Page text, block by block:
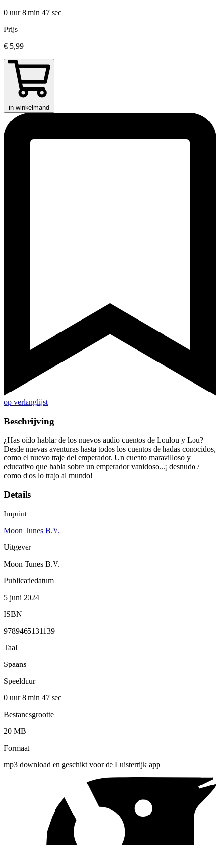
0 uur 8 min 47 sec
Prijs
€ 5,99
in winkelmand
op verlanglijst
Beschrijving
¿Has oído hablar de los nuevos audio cuentos de Loulou y Lou?
Desde nuevas aventuras hasta todos los cuentos de hadas conocidos,
como el nuevo traje del emperador. Un cuento maravilloso y
educativo que habla sobre un emperador vanidoso...¡ desnudo /
como dios lo trajo al mundo!
Details
Imprint
Moon Tunes B.V.
Uitgever
Moon Tunes B.V.
Publicatiedatum
5 juni 2024
ISBN
9789465131139
Taal
Spaans
Speelduur
0 uur 8 min 47 sec
Bestandsgrootte
20 MB
Formaat
mp3 download en geschikt voor de Luisterrijk app